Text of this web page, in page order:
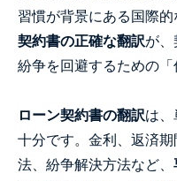
習慣が背景にある国際的
契約書の正確な翻訳が、
紛争を回避するための「
ローン契約書の翻訳は、
十分です。金利、返済
法、紛争解決方法など、